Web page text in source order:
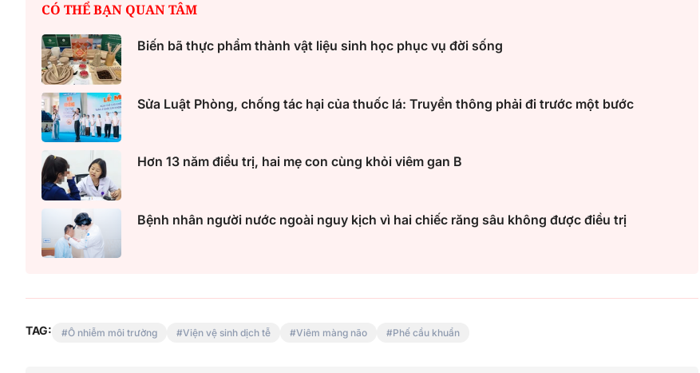
CÓ THỂ BẠN QUAN TÂM
Biến bã thực phẩm thành vật liệu sinh học phục vụ đời sống
Sửa Luật Phòng, chống tác hại của thuốc lá: Truyền thông phải đi trước một bước
Hơn 13 năm điều trị, hai mẹ con cùng khỏi viêm gan B
Bệnh nhân người nước ngoài nguy kịch vì hai chiếc răng sâu không được điều trị
TAG: Ô nhiễm môi trường Viện vệ sinh dịch tễ Viêm màng não Phế cầu khuẩn